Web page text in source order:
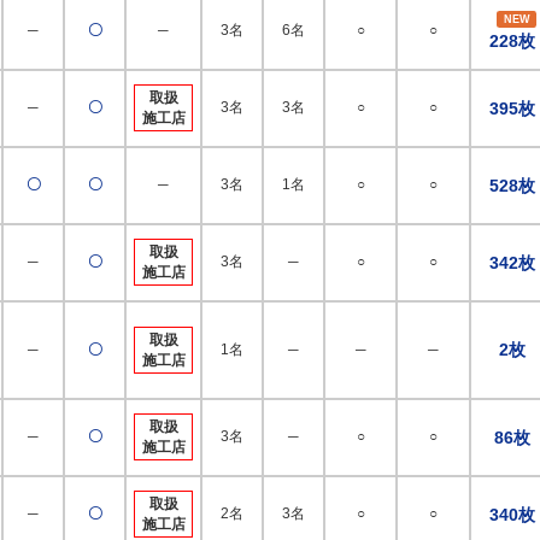
─ 〇 ─ 3名 6名 ○ ○
NEW
228枚
─ 〇
取扱
施工店
3名 3名 ○ ○ 395枚
〇 〇 ─ 3名 1名 ○ ○ 528枚
─ 〇
取扱
施工店
3名 ─ ○ ○ 342枚
─ 〇
取扱
施工店
1名 ─ ─ ─ 2枚
─ 〇
取扱
施工店
3名 ─ ○ ○ 86枚
─ 〇
取扱
施工店
2名 3名 ○ ○ 340枚